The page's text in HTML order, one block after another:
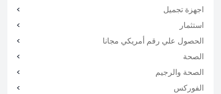
اجهزة تجميل
استثمار
الحصول علي رقم أمريكي مجانا
الصحة
الصحة والرجيم
الفوركس